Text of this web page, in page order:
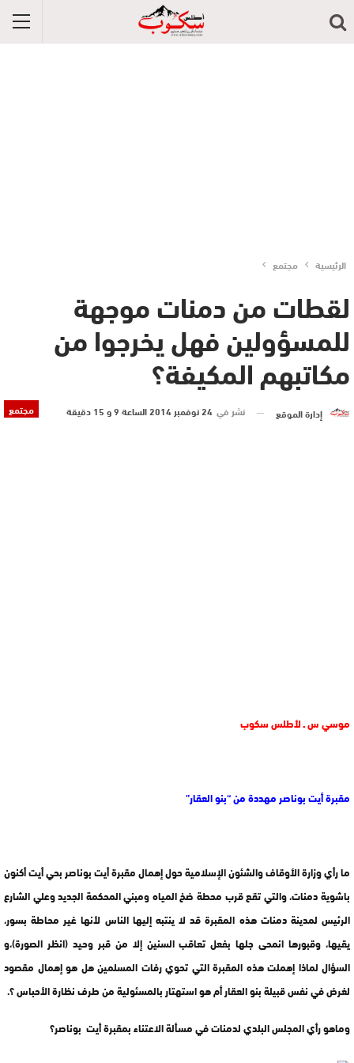
الرئيسية مجتمع
لقطات من دمنات موجهة
للمسؤولين فهل يخرجوا من
مكاتبهم المكيفة؟
مجتمع إدارة الموقع نشر في 24 نوفمبر 2014 الساعة 9 و 15 دقيقة
موسي س ـ لأطلس سكوب
مقبرة أيت بوناصر مهددة من “بنو العقار”
ما رأي وزارة الأوقاف والشئون الإسلامية حول إهمال مقبرة أيت بوناصر بحي أيت أكنون
باشوية دمنات، والتي تقع قرب محطة ضخ المياه ومبني المحكمة الجديد وعلي الشارع
الرئيس لمدينة دمنات هذه المقبرة قد لا ينتبه إليها الناس لأنها غير محاطة بسور،
يقيها، وقبورها انمحى جلها بفعل تعاقب السنين إلا من قبر وحيد (انظر الصورة)،و
السؤال لماذا إهملت هذه المقبرة التي تحوي رفات المسلمين هل هو إهمال مقصود
لغرض في نفس قبيلة بنو العقار أم هو استهتار بالمسئولية من طرف نظارة الأحباس ؟.
وماهو رأي المجلس البلدي لدمنات في مسألة الاعتناء بمقبرة أيت بوناصر؟